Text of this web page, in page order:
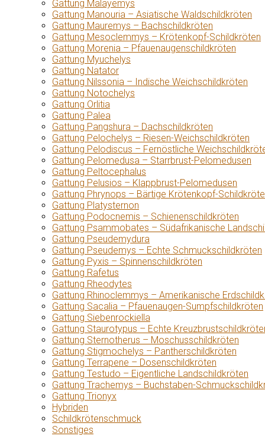
Gattung Malayemys
Gattung Manouria – Asiatische Waldschildkröten
Gattung Mauremys – Bachschildkröten
Gattung Mesoclemmys – Krötenkopf-Schildkröten
Gattung Morenia – Pfauenaugenschildkröten
Gattung Myuchelys
Gattung Natator
Gattung Nilssonia – Indische Weichschildkröten
Gattung Notochelys
Gattung Orlitia
Gattung Palea
Gattung Pangshura – Dachschildkröten
Gattung Pelochelys – Riesen-Weichschildkröten
Gattung Pelodiscus – Fernöstliche
Gattung Pelomedusa – Starrbrust-Pelomedusen
Gattung Peltocephalus
Gattung Pelusios – Klappbrust-Pelomedusen
Gattung Phrynops – Bärtige Krötenkopf-
Gattung Platysternon
Gattung Podocnemis – Schienenschildkröten
Gattung Psammobates – Südafrikanische
Gattung Pseudemydura
Gattung Pseudemys – Echte Schmuckschildkröten
Gattung Pyxis – Spinnenschildkröten
Gattung Rafetus
Gattung Rheodytes
Gattung Rhinoclemmys – Amerikanische
Gattung Sacalia – Pfauenaugen-Sumpfschildkröten
Gattung Siebenrockiella
Gattung Staurotypus – Echte
Gattung Sternotherus – Moschusschildkröten
Gattung Stigmochelys – Pantherschildkröten
Gattung Terrapene – Dosenschildkröten
Gattung Testudo – Eigentliche Landschildkröten
Gattung Trachemys – Buchstaben-
Gattung Trionyx
Hybriden
Schildkrötenschmuck
Sonstiges